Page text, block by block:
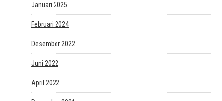
Januari 2025
Februari 2024
Desember 2022
Juni 2022
April 2022